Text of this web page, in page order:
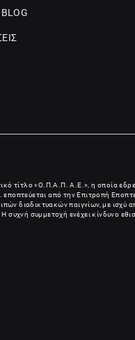
τίτλο «Ο.Π.Α.Π. Α.Ε.», η οποία
από την Επιτροπή
διαδικτυακών παιγνίων, με ισχύ
συμμετοχή ενέχει κίνδυνο